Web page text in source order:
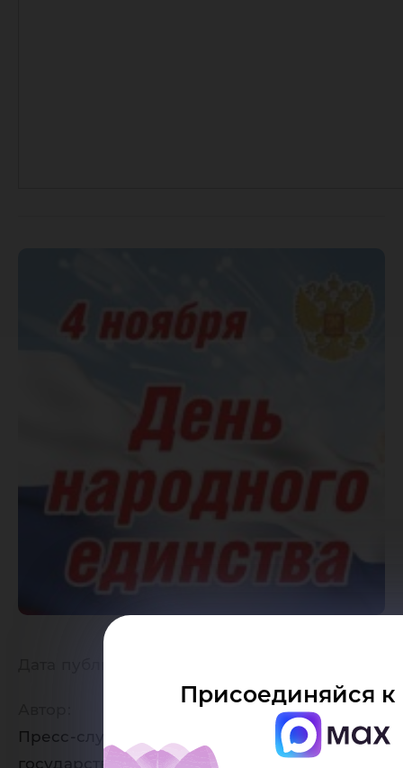
Присоединяйся
Пресс-служба Югорского
государственного университета